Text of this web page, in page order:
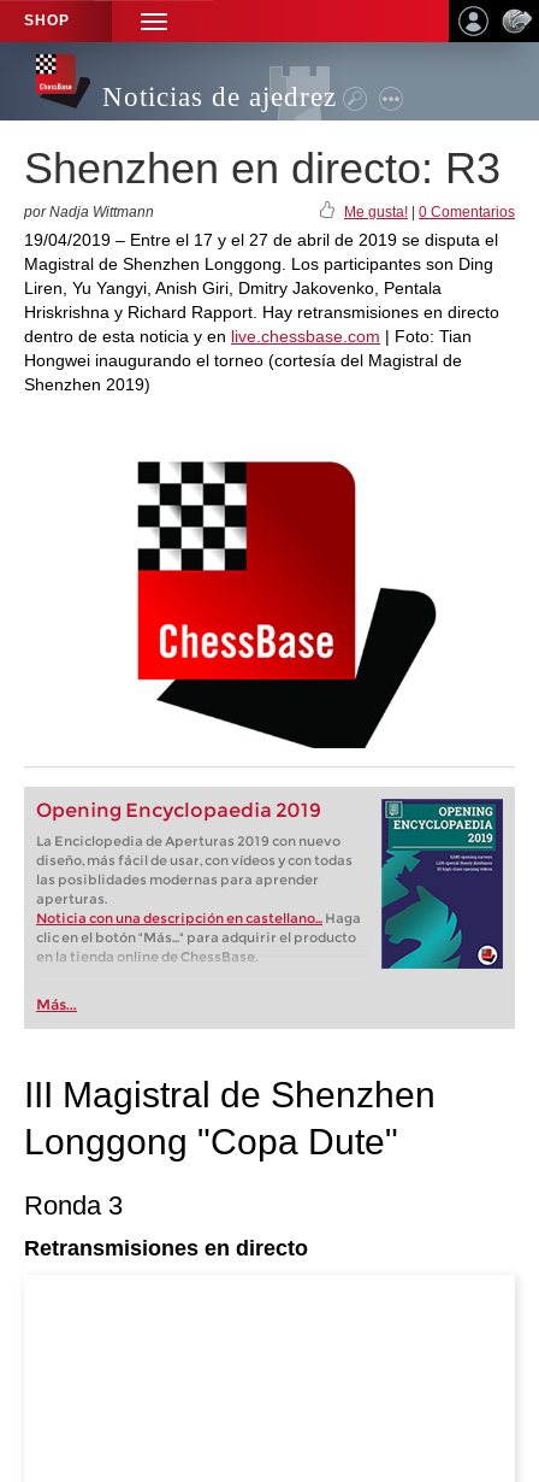
SHOP
TOGGLE
NAVIGATION
Noticias de ajedrez
Shenzhen en directo: R3
por Nadja Wittmann Me gusta! 0 Comentarios
19/04/2019 – Entre el 17 y el 27 de abril de 2019 se disputa el
Magistral de Shenzhen Longgong. Los participantes son Ding
Liren, Yu Yangyi, Anish Giri, Dmitry Jakovenko, Pentala
Hriskrishna y Richard Rapport. Hay retransmisiones en directo
dentro de esta noticia y en live.chessbase.com | Foto: Tian
Hongwei inaugurando el torneo (cortesía del Magistral de
Shenzhen 2019)
Opening Encyclopaedia 2019
La Enciclopedia de Aperturas 2019 con nuevo
diseño, más fácil de usar, con vídeos y con todas
las posiblidades modernas para aprender
aperturas.
Noticia con una descripción en castellano... Haga
clic en el botón "Más..." para adquirir el producto
en la tienda online de ChessBase.
Más...
III Magistral de Shenzhen
Longgong "Copa Dute"
Ronda 3
Retransmisiones en directo